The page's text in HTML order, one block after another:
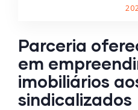
Parceria
em
imobiliários
sindicalizados